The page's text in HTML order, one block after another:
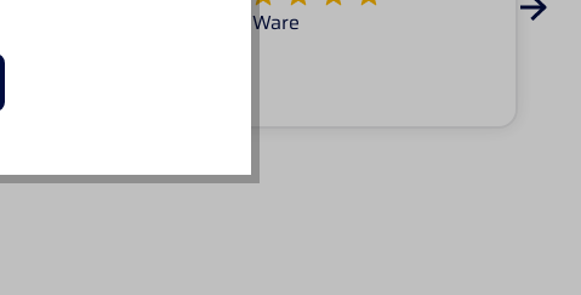
Super Service tolle Ware